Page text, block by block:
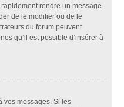
rendre un message
de le modifier ou de le
du forum peuvent
qu’il est possible d’insérer à
vos messages. Si les